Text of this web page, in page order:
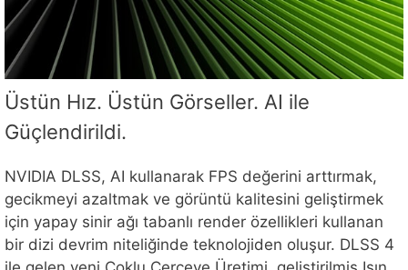
Üstün Hız. Üstün Görseller. AI ile
Güçlendirildi.
NVIDIA DLSS, AI kullanarak FPS değerini arttırmak,
gecikmeyi azaltmak ve görüntü kalitesini geliştirmek
için yapay sinir ağı tabanlı render özellikleri kullanan
bir dizi devrim niteliğinde teknolojiden oluşur. DLSS 4